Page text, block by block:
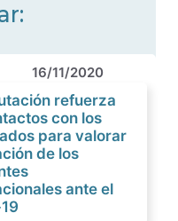
16/11/2020
refuerza
con los
para valorar
de los
ante el